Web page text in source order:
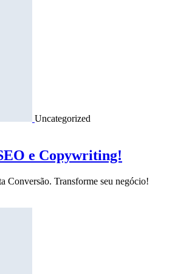
Uncategorized
e Copywriting!
Transforme seu negócio!